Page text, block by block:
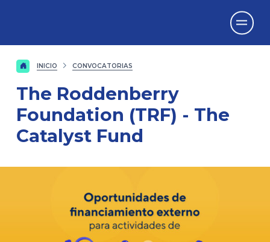
INICIO CONVOCATORIAS
The Roddenberry
Foundation (TRF) - The
Catalyst Fund